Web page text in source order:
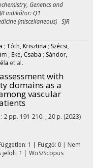
Genetics and
indikátor: Q1
(miscellaneous) SJR
; Tóth, Krisztina ; Szécsi,
; Eke, Csaba ; Sándor,
et al.
with
domains as a
vascular
: 2 pp. 191-210. , 20 p. (2023)
1 | Függő: 0 | Nem
1 | WoS/Scopus